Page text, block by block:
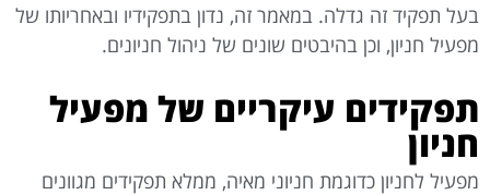
בעל תפקיד זה גדלה. במאמר זה, נדון בתפקידיו ובאחריותו של
מפעיל חניון, וכן בהיבטים שונים של ניהול חניונים.
תפקידים עיקריים של מפעיל
חניון
מפעיל לחניון כדוגמת חניוני מאיה, ממלא תפקידים מגוונים